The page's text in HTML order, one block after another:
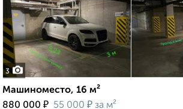
3
Машиноместо, 16 м²
880 000 ₽ 55 000 ₽ за м²